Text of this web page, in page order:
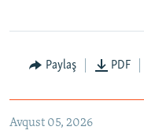
Paylaş PDF
Avqust 05, 2026